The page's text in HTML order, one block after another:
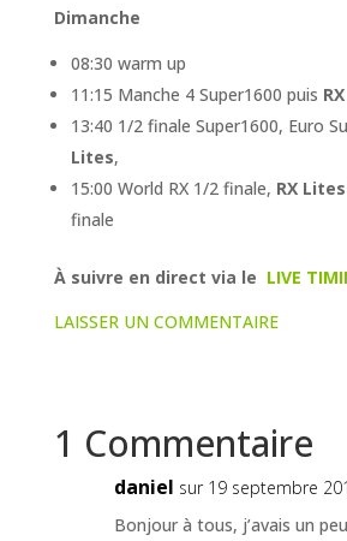
Dimanche
08:30 warm up
11:15 Manche 4 Super1600 puis
13:40 1/2 finale Super1600, Euro
Lites,
15:00 World RX 1/2 finale, RX
finale
À suivre en direct via le LIVE
LAISSER UN COMMENTAIRE
1 Commentaire
daniel sur 19 septembre
Bonjour à tous, j’avais un